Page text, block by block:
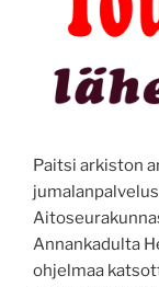
Paitsi arkiston
Annankadulta
ohjelmaa